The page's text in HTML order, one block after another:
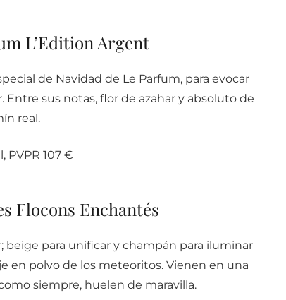
L’Edition Argent
de Navidad de Le Parfum, para evocar
sus notas, flor de azahar y absoluto de
real.
PVPR 107 €
Flocons Enchantés
beige para unificar y champán para iluminar
en polvo de los meteoritos. Vienen en una
siempre, huelen de maravilla.